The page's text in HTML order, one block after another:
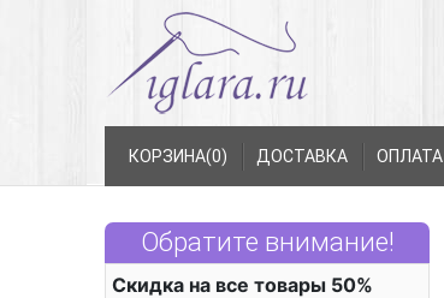
КОРЗИНА(0) ДОСТАВКА ОПЛАТА
Обратите внимание!
Скидка на все товары 50%